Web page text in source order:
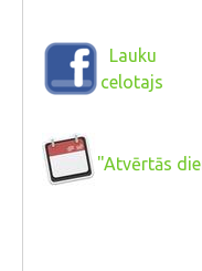
Lauku
celotajs
"Atvērtās